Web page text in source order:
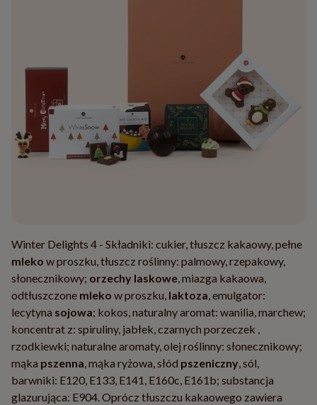
Winter Delights 4 - Składniki: cukier, tłuszcz kakaowy, pełne
mleko w proszku, tłuszcz roślinny: palmowy, rzepakowy,
słonecznikowy; orzechy laskowe, miazga kakaowa,
odtłuszczone mleko w proszku, laktoza, emulgator:
lecytyna sojowa; kokos, naturalny aromat: wanilia, marchew;
koncentrat z: spiruliny, jabłek, czarnych porzeczek ,
rzodkiewki; naturalne aromaty, olej roślinny: słonecznikowy;
mąka pszenna, mąka ryżowa, słód pszeniczny, sól,
barwniki: E120, E133, E141, E160c, E161b; substancja
glazurująca: E904. Oprócz tłuszczu kakaowego zawiera